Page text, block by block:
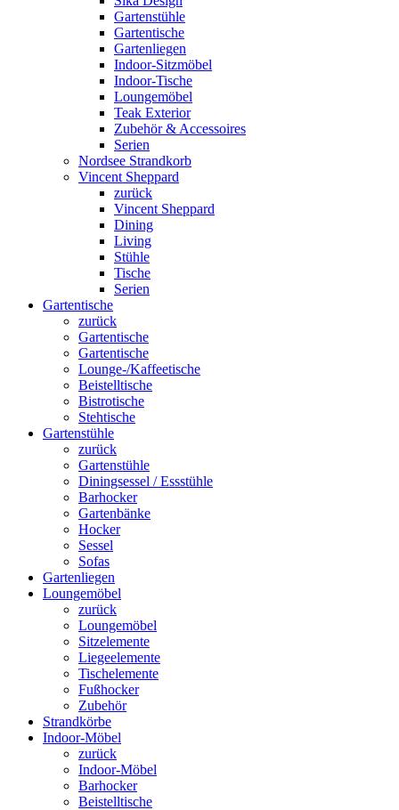
Gartenstühle
Gartentische
Gartenliegen
Indoor-Sitzmöbel
Indoor-Tische
Loungemöbel
Teak Exterior
Zubehör & Accessoires
Serien
Nordsee Strandkorb
Vincent Sheppard
zurück
Vincent Sheppard
Dining
Living
Stühle
Tische
Serien
Gartentische
zurück
Gartentische
Gartentische
Lounge-/Kaffeetische
Beistelltische
Bistrotische
Stehtische
Gartenstühle
zurück
Gartenstühle
Diningsessel / Essstühle
Barhocker
Gartenbänke
Hocker
Sessel
Sofas
Gartenliegen
Loungemöbel
zurück
Loungemöbel
Sitzelemente
Liegeelemente
Tischelemente
Fußhocker
Zubehör
Strandkörbe
Indoor-Möbel
zurück
Indoor-Möbel
Barhocker
Beistelltische